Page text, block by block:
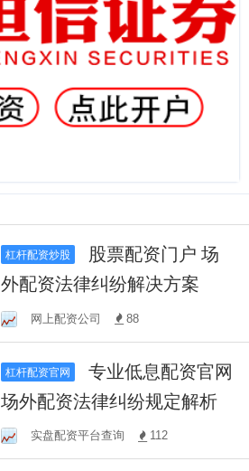
杠杆配资炒股
外配资法律纠纷解决方案
网上配资公司 88
杠杆配资官网
专业低息配资官网
场外配资法律纠纷规定解析
实盘配资平台查询 112